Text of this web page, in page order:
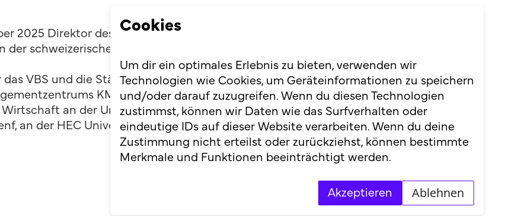
2025 Direktor des Nachrichtendienstes des Bundes (NDB). Er verfügt über
der schweizerischen und internationalen Sicherheitspolitik.
VBS und die Ständige Mission der Schweiz bei den UNO in New York bis
KMZ des EDA, das er rund zehn Jahre leitete. Serge Bavaud
an der Universität Freiburg (Lic. phil. I) und absolvierte
an der HEC Universität Genf sowie an der Harvard Kennedy School.
Cookies
Um dir ein optimales Erlebnis zu bieten, verwenden wir
Technologien wie Cookies, um Geräteinformationen zu speichern
und/oder darauf zuzugreifen. Wenn du diesen Technologien
zustimmst, können wir Daten wie das Surfverhalten oder
eindeutige IDs auf dieser Website verarbeiten. Wenn du deine
Zustimmung nicht erteilst oder zurückziehst, können bestimmte
Merkmale und Funktionen beeinträchtigt werden.
Ablehnen
Akzeptieren